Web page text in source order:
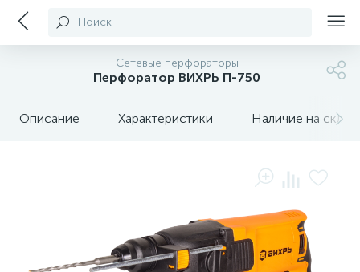
Поиск
Сетевые перфораторы
Перфоратор ВИХРЬ П-750
Описание Характеристики Наличие на